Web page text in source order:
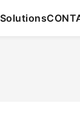
Solutions